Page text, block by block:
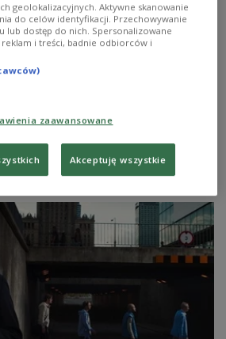
po Konkursie czułem
na XI Konkursie
Anna Skulska Fryderyk Chopin
muzyka klasyczna
geolokalizacyjnych. Aktywne skanowanie
do celów identyfikacji. Przechowywanie
lub dostęp do nich. Spersonalizowane
i treści, badnie odbiorców i
zaawansowane
Akceptuję wszystkie